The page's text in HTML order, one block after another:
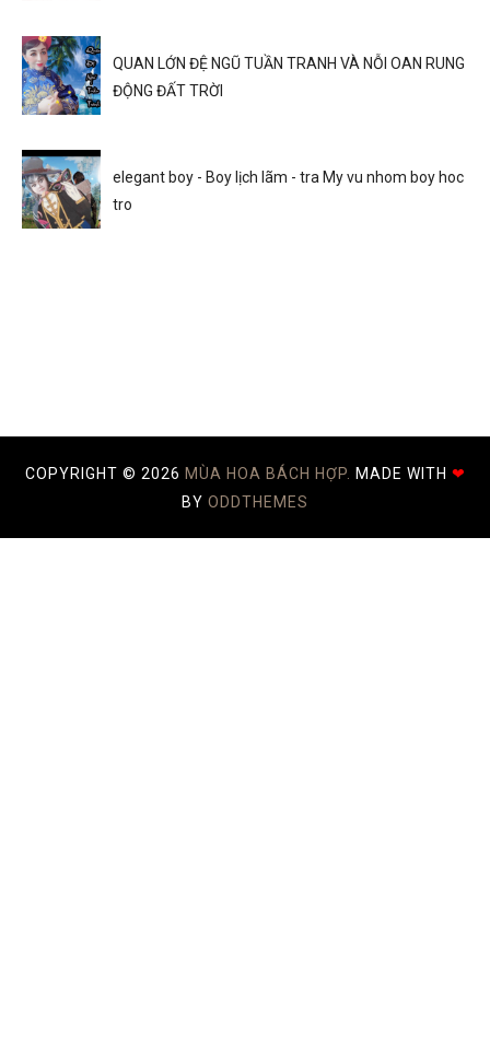
QUAN LỚN ĐỆ NGŨ TUẦN TRANH VÀ NỖI OAN RUNG
ĐỘNG ĐẤT TRỜI
elegant boy - Boy lịch lãm - tra My vu nhom boy hoc
tro
COPYRIGHT © 2026 MÙA HOA BÁCH HỢP. MADE WITH ❤
BY ODDTHEMES